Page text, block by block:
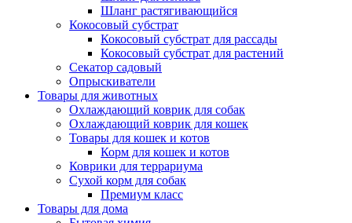
Шланг растягивающийся
Кокосовый субстрат
Кокосовый субстрат для рассады
Кокосовый субстрат для растений
Секатор садовый
Опрыскиватели
Товары для животных
Охлаждающий коврик для собак
Охлаждающий коврик для кошек
Товары для кошек и котов
Корм для кошек и котов
Коврики для террариума
Сухой корм для собак
Премиум класс
Товары для дома